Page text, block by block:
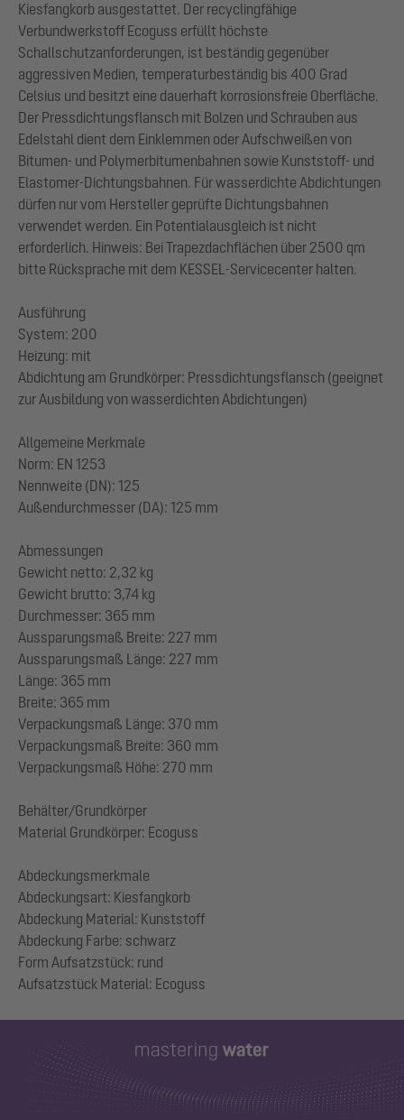
Kiesfangkorb ausgestattet. Der recyclingfähige
Verbundwerkstoff Ecoguss erfüllt höchste
Schallschutzanforderungen, ist beständig gegenüber
aggressiven Medien, temperaturbeständig bis 400 Grad
Celsius und besitzt eine dauerhaft korrosionsfreie Oberfläche.
Der Pressdichtungsflansch mit Bolzen und Schrauben aus
Edelstahl dient dem Einklemmen oder Aufschweißen von
Bitumen- und Polymerbitumenbahnen sowie Kunststoff- und
Elastomer-Dichtungsbahnen. Für wasserdichte Abdichtungen
dürfen nur vom Hersteller geprüfte Dichtungsbahnen
verwendet werden. Ein Potentialausgleich ist nicht
erforderlich. Hinweis: Bei Trapezdachflächen über 2500 qm
bitte Rücksprache mit dem KESSEL-Servicecenter halten.
Ausführung
System: 200
Heizung: mit
Abdichtung am Grundkörper: Pressdichtungsflansch (geeignet
zur Ausbildung von wasserdichten Abdichtungen)
Allgemeine Merkmale
Norm: EN 1253
Nennweite (DN): 125
Außendurchmesser (DA): 125 mm
Abmessungen
Gewicht netto: 2,32 kg
Gewicht brutto: 3,74 kg
Durchmesser: 365 mm
Aussparungsmaß Breite: 227 mm
Aussparungsmaß Länge: 227 mm
Länge: 365 mm
Breite: 365 mm
Verpackungsmaß Länge: 370 mm
Verpackungsmaß Breite: 360 mm
Verpackungsmaß Höhe: 270 mm
Behälter/Grundkörper
Material Grundkörper: Ecoguss
Abdeckungsmerkmale
Abdeckungsart: Kiesfangkorb
Abdeckung Material: Kunststoff
Abdeckung Farbe: schwarz
Form Aufsatzstück: rund